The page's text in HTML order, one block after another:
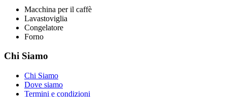
Macchina per il caffè
Lavastoviglia
Congelatore
Forno
Chi Siamo
Chi Siamo
Dove siamo
Termini e condizioni